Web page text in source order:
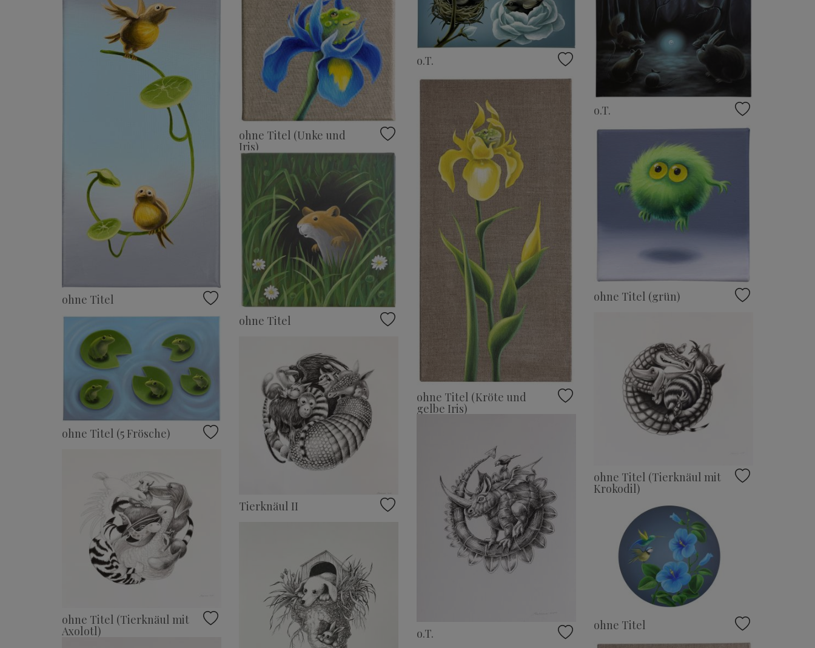
ohne Titel
ohne Titel (Unke und
Iris)
o.T.
o.T.
ohne Titel (Kröte und
gelbe Iris)
ohne Titel (grün)
ohne Titel
ohne Titel (Tierknäul mit
Krokodil)
ohne Titel (5 Frösche)
Tierknäul II
o.T.
ohne Titel (Tierknäul mit
Axolotl) ohne Titel